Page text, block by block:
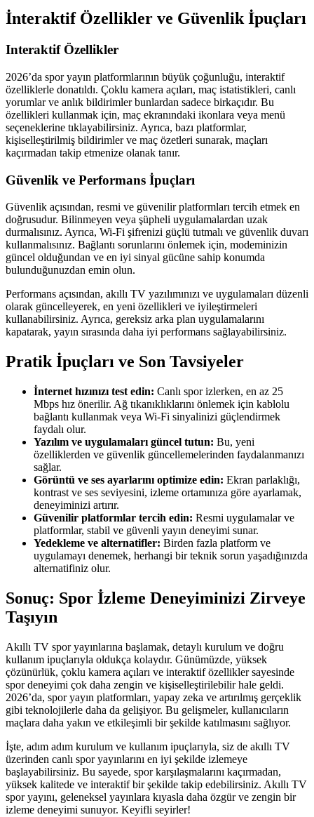
İnteraktif Özellikler ve Güvenlik İpuçları
Interaktif Özellikler
2026’da spor yayın platformlarının büyük çoğunluğu, interaktif
özelliklerle donatıldı. Çoklu kamera açıları, maç istatistikleri, canlı
yorumlar ve anlık bildirimler bunlardan sadece birkaçıdır. Bu
özellikleri kullanmak için, maç ekranındaki ikonlara veya menü
seçeneklerine tıklayabilirsiniz. Ayrıca, bazı platformlar,
kişiselleştirilmiş bildirimler ve maç özetleri sunarak, maçları
kaçırmadan takip etmenize olanak tanır.
Güvenlik ve Performans İpuçları
Güvenlik açısından, resmi ve güvenilir platformları tercih etmek en
doğrusudur. Bilinmeyen veya şüpheli uygulamalardan uzak
durmalısınız. Ayrıca, Wi-Fi şifrenizi güçlü tutmalı ve güvenlik duvarı
kullanmalısınız. Bağlantı sorunlarını önlemek için, modeminizin
güncel olduğundan ve en iyi sinyal gücüne sahip konumda
bulunduğunuzdan emin olun.
Performans açısından, akıllı TV yazılımınızı ve uygulamaları düzenli
olarak güncelleyerek, en yeni özellikleri ve iyileştirmeleri
kullanabilirsiniz. Ayrıca, gereksiz arka plan uygulamalarını
kapatarak, yayın sırasında daha iyi performans sağlayabilirsiniz.
Pratik İpuçları ve Son Tavsiyeler
İnternet hızınızı test edin: Canlı spor izlerken, en az 25
Mbps hız önerilir. Ağ tıkanıklıklarını önlemek için kablolu
bağlantı kullanmak veya Wi-Fi sinyalinizi güçlendirmek
faydalı olur.
Yazılım ve uygulamaları güncel tutun: Bu, yeni
özelliklerden ve güvenlik güncellemelerinden faydalanmanızı
sağlar.
Görüntü ve ses ayarlarını optimize edin: Ekran parlaklığı,
kontrast ve ses seviyesini, izleme ortamınıza göre ayarlamak,
deneyiminizi artırır.
Güvenilir platformlar tercih edin: Resmi uygulamalar ve
platformlar, stabil ve güvenli yayın deneyimi sunar.
Yedekleme ve alternatifler: Birden fazla platform ve
uygulamayı denemek, herhangi bir teknik sorun yaşadığınızda
alternatifiniz olur.
Sonuç: Spor İzleme Deneyiminizi Zirveye
Taşıyın
Akıllı TV spor yayınlarına başlamak, detaylı kurulum ve doğru
kullanım ipuçlarıyla oldukça kolaydır. Günümüzde, yüksek
çözünürlük, çoklu kamera açıları ve interaktif özellikler sayesinde
spor deneyimi çok daha zengin ve kişiselleştirilebilir hale geldi.
2026’da, spor yayın platformları, yapay zeka ve artırılmış gerçeklik
gibi teknolojilerle daha da gelişiyor. Bu gelişmeler, kullanıcıların
maçlara daha yakın ve etkileşimli bir şekilde katılmasını sağlıyor.
İşte, adım adım kurulum ve kullanım ipuçlarıyla, siz de akıllı TV
üzerinden canlı spor yayınlarını en iyi şekilde izlemeye
başlayabilirsiniz. Bu sayede, spor karşılaşmalarını kaçırmadan,
yüksek kalitede ve interaktif bir şekilde takip edebilirsiniz. Akıllı TV
spor yayını, geleneksel yayınlara kıyasla daha özgür ve zengin bir
izleme deneyimi sunuyor. Keyifli seyirler!